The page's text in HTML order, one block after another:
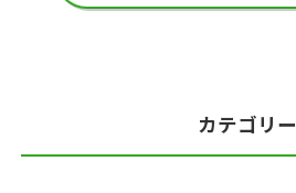
カテゴリー